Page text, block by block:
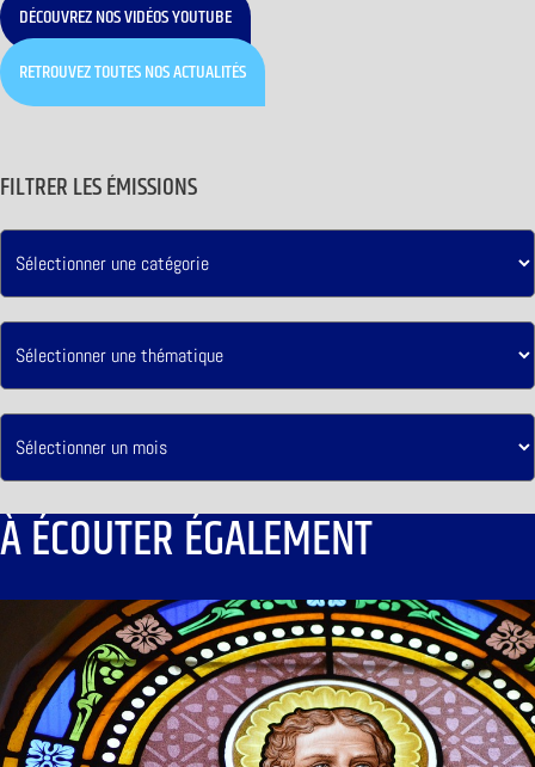
DÉCOUVREZ NOS VIDÉOS YOUTUBE
RETROUVEZ TOUTES NOS ACTUALITÉS
FILTRER LES ÉMISSIONS
À ÉCOUTER ÉGALEMENT